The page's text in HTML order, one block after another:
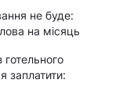
не буде:
на місяць
заплатити: